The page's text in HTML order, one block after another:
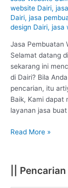
website Dairi,
Dairi,jasa
design Dairi,jasa
Jasa Pembuatan
Selamat datang
sekarang ini
di Dairi? Bila
pencarian, itu
Baik, Kami dapat
layanan jasa
Dairi
:
Profesional
Read More »
|| Pencarian